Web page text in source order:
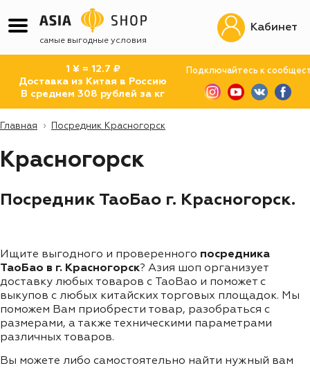
самые выгодные условия
1 ¥ = 12.7 ₽
Доставка из Китая в Россию
В среднем 308 рублей за кг
Подключайтесь к
Кабинет
Главная Посредник Красногорск
Красногорск
Посредник ТаоБао г. Красногорск.
Ищите выгодного и проверенного посредника
ТаоБао в г. Красногорск? Азия шоп организует
доставку любых товаров с TaoBao и поможет с
выкупов с любых китайских торговых площадок. Мы
поможем Вам приобрести товар, разобраться с
размерами, а также техническими параметрами
различных товаров.
Вы можете либо самостоятельно найти нужный вам